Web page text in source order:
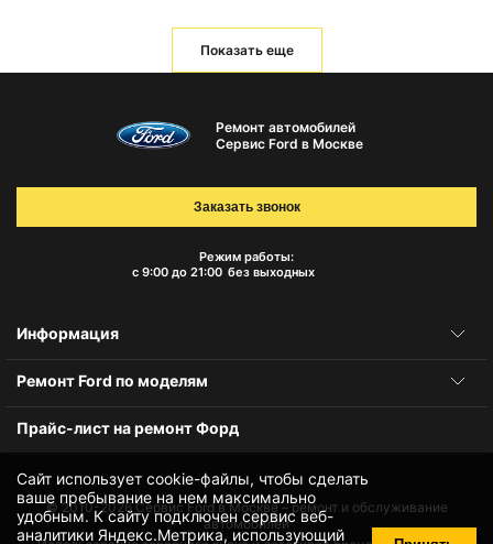
Показать еще
Сайт использует cookie-файлы, чтобы сделать
ваше пребывание на нем максимально
удобным. К cайту подключен сервис веб-
аналитики Яндекс.Метрика, использующий
Ремонт автомобилей
Сервис Ford в Москве
Режим работы:
с 9:00 до 21:00 без выходных
Заказать звонок
Информация
Ремонт Ford по моделям
Прайс-лист на ремонт Форд
© 2010-2026Сервис Ford в Москве – ремонт и обслуживание
автомобилей